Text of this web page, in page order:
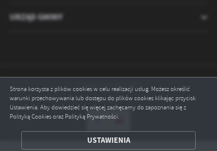
Strona korzysta z plików cookies w celu realizacji usług. Możesz określić
warunki przechowywania lub dostępu do plików cookies klikając przycisk
Ustawienia. Aby dowiedzieć się więcej zachęcamy do zapoznania się z
Polityką Cookies oraz Polityką Prywatności.
USTAWIENIA
ZAPISZ WYBRANE
URZĄD GMINY
Odwiedzin: 2121307
Online: 5